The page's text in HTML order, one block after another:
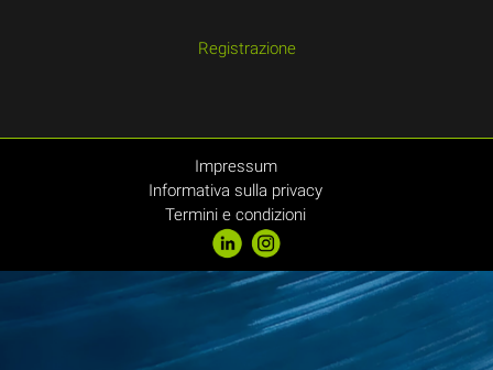
Registrazione
Impressum
Informativa sulla privacy
Termini e condizioni